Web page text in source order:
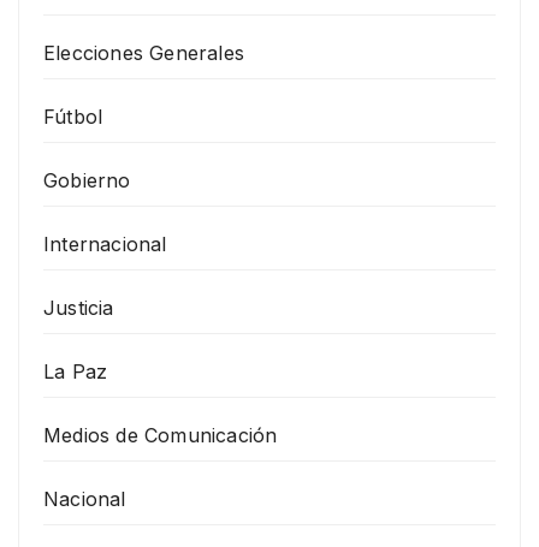
Elecciones Generales
Fútbol
Gobierno
Internacional
Justicia
La Paz
Medios de Comunicación
Nacional